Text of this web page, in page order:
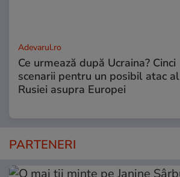
Adevarul.ro
Ce urmează după Ucraina? Cinci
scenarii pentru un posibil atac al
Rusiei asupra Europei
PARTENERI